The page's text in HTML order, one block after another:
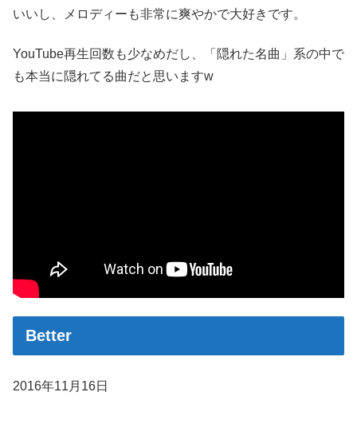
いいし、メロディーも非常に爽やかで大好きです。
YouTube再生回数も少なめだし、「隠れた名曲」系の中で
も本当に隠れてる曲だと思いますw
Better
2016年11月16日